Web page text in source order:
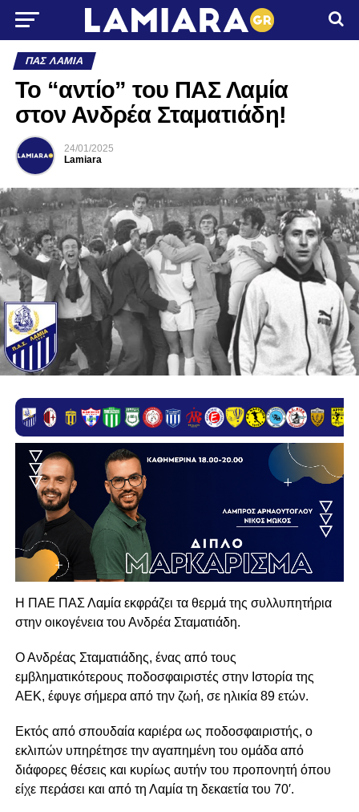
ΠΑΣ ΛΑΜΊΑ
To “αντίο” του ΠΑΣ Λαμία
στον Ανδρέα Σταματιάδη!
24/01/2025
Lamiara
Η ΠΑΕ ΠΑΣ Λαμία εκφράζει τα θερμά της συλλυπητήρια
στην οικογένεια του Ανδρέα Σταματιάδη.
Ο Ανδρέας Σταματιάδης, ένας από τους
εμβληματικότερους ποδοσφαιριστές στην Ιστορία της
ΑΕΚ, έφυγε σήμερα από την ζωή, σε ηλικία 89 ετών.
Εκτός από σπουδαία καριέρα ως ποδοσφαιριστής, ο
εκλιπών υπηρέτησε την αγαπημένη του ομάδα από
διάφορες θέσεις και κυρίως αυτήν του προπονητή όπου
είχε περάσει και από τη Λαμία τη δεκαετία του 70′.